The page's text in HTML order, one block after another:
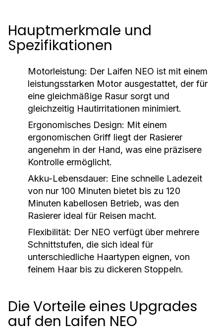
Hauptmerkmale und
Spezifikationen
Motorleistung: Der Laifen NEO ist mit einem
leistungsstarken Motor ausgestattet, der für
eine gleichmäßige Rasur sorgt und
gleichzeitig Hautirritationen minimiert.
Ergonomisches Design: Mit einem
ergonomischen Griff liegt der Rasierer
angenehm in der Hand, was eine präzisere
Kontrolle ermöglicht.
Akku-Lebensdauer: Eine schnelle Ladezeit
von nur 100 Minuten bietet bis zu 120
Minuten kabellosen Betrieb, was den
Rasierer ideal für Reisen macht.
Flexibilität: Der NEO verfügt über mehrere
Schnittstufen, die sich ideal für
unterschiedliche Haartypen eignen, von
feinem Haar bis zu dickeren Stoppeln.
Die Vorteile eines Upgrades
auf den Laifen NEO